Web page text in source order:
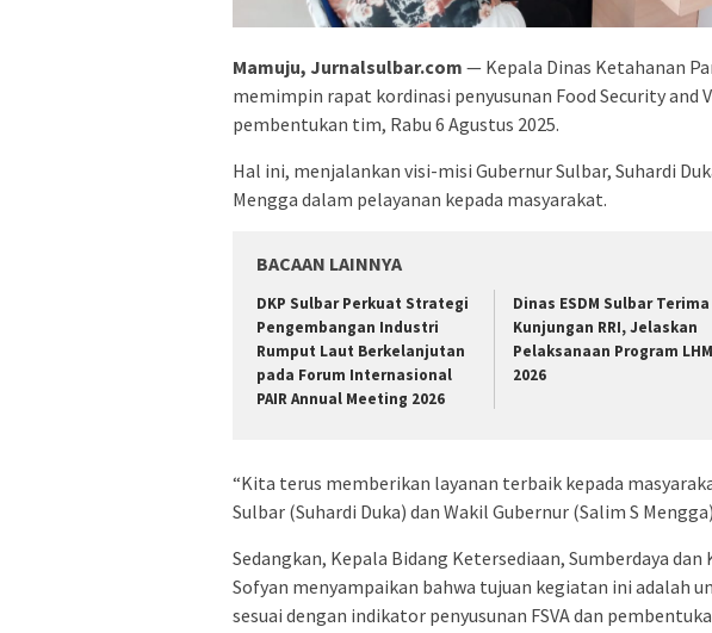
Mamuju, Jurnalsulbar.com — Kepala Dinas Ketahanan
memimpin rapat kordinasi penyusunan Food Security and
pembentukan tim, Rabu 6 Agustus 2025.
Hal ini, menjalankan visi-misi Gubernur Sulbar, Suhardi
Mengga dalam pelayanan kepada masyarakat.
BACAAN LAINNYA
DKP Sulbar Perkuat Strategi
Pengembangan Industri
Rumput Laut Berkelanjutan
pada Forum Internasional
PAIR Annual Meeting 2026
Dinas ESDM Sulbar Terima
Kunjungan RRI, Jelaskan
Pelaksanaan Program LHM
2026
“Kita terus memberikan layanan terbaik kepada
Sulbar (Suhardi Duka) dan Wakil Gubernur (Salim S
Sedangkan, Kepala Bidang Ketersediaan, Sumberdaya
Sofyan menyampaikan bahwa tujuan kegiatan ini adalah
sesuai dengan indikator penyusunan FSVA dan